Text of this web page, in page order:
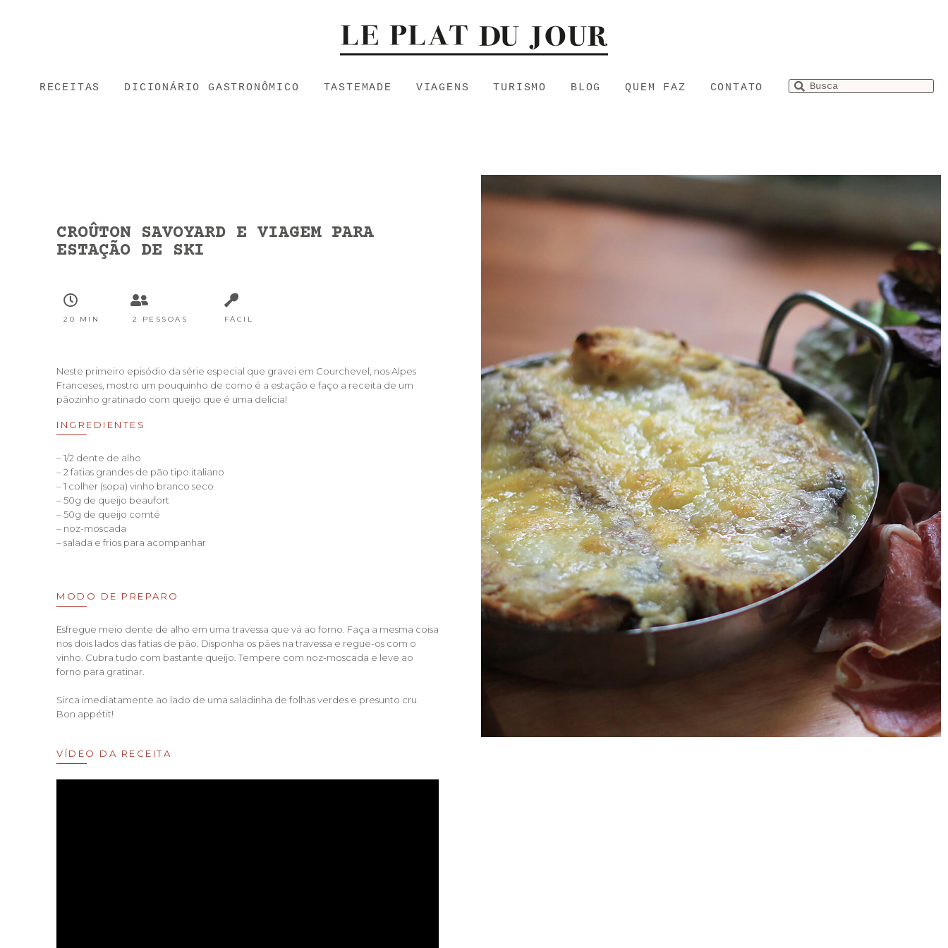
RECEITAS DICIONÁRIO GASTRONÔMICO TASTEMADE VIAGENS TURISMO BLOG QUEM FAZ CONTATO
CROÛTON SAVOYARD E VIAGEM PARA
ESTAÇÃO DE SKI
20 MIN 2 PESSOAS FÁCIL
Neste primeiro episódio da série especial que gravei em Courchevel, nos Alpes
Franceses, mostro um pouquinho de como é a estação e faço a receita de um
pãozinho gratinado com queijo que é uma delícia!
INGREDIENTES
– 1/2 dente de alho
– 2 fatias grandes de pão tipo italiano
– 1 colher (sopa) vinho branco seco
– 50g de queijo beaufort
– 50g de queijo comté
– noz-moscada
– salada e frios para acompanhar
MODO DE PREPARO
Esfregue meio dente de alho em uma travessa que vá ao forno. Faça a mesma coisa
nos dois lados das fatias de pão. Disponha os pães na travessa e regue-os com o
vinho. Cubra tudo com bastante queijo. Tempere com noz-moscada e leve ao
forno para gratinar.
Sirca imediatamente ao lado de uma saladinha de folhas verdes e presunto cru.
Bon appétit!
VÍDEO DA RECEITA